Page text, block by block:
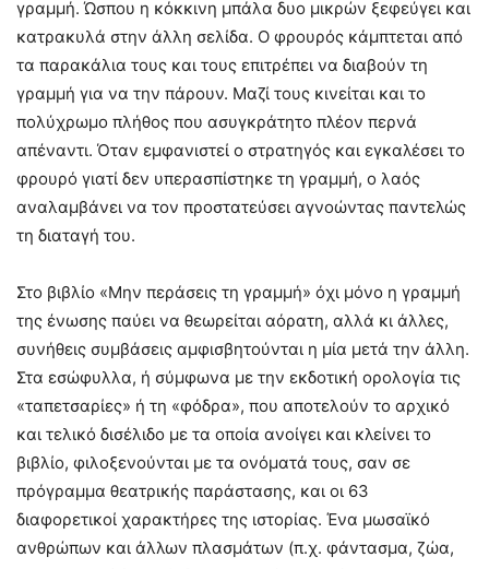
γραμμή. Ώσπου η κόκκινη μπάλα δυο μικρών ξεφεύγει και
κατρακυλά στην άλλη σελίδα. Ο φρουρός κάμπτεται από
τα παρακάλια τους και τους επιτρέπει να διαβούν τη
γραμμή για να την πάρουν. Μαζί τους κινείται και το
πολύχρωμο πλήθος που ασυγκράτητο πλέον περνά
απέναντι. Όταν εμφανιστεί ο στρατηγός και εγκαλέσει το
φρουρό γιατί δεν υπερασπίστηκε τη γραμμή, ο λαός
αναλαμβάνει να τον προστατεύσει αγνοώντας παντελώς
τη διαταγή του.
Στο βιβλίο «Μην περάσεις τη γραμμή» όχι μόνο η γραμμή
της ένωσης παύει να θεωρείται αόρατη, αλλά κι άλλες,
συνήθεις συμβάσεις αμφισβητούνται η μία μετά την άλλη.
Στα εσώφυλλα, ή σύμφωνα με την εκδοτική ορολογία τις
«ταπετσαρίες» ή τη «φόδρα», που αποτελούν το αρχικό
και τελικό δισέλιδο με τα οποία ανοίγει και κλείνει το
βιβλίο, φιλοξενούνται με τα ονόματά τους, σαν σε
πρόγραμμα θεατρικής παράστασης, και οι 63
διαφορετικοί χαρακτήρες της ιστορίας. Ένα μωσαϊκό
ανθρώπων και άλλων πλασμάτων (π.χ. φάντασμα, ζώα,